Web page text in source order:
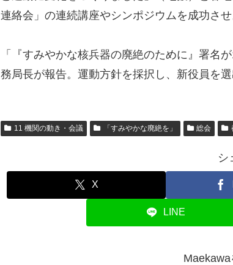
連絡会」の連続講座やシンポジウムを成功さ
「『すみやかな核兵器の廃絶のために』署名
務局長が報告。運動方針を採択し、新役員を選
11 機関の動き・会議 「すみやかな廃絶を」 総会
シ
X
LINE